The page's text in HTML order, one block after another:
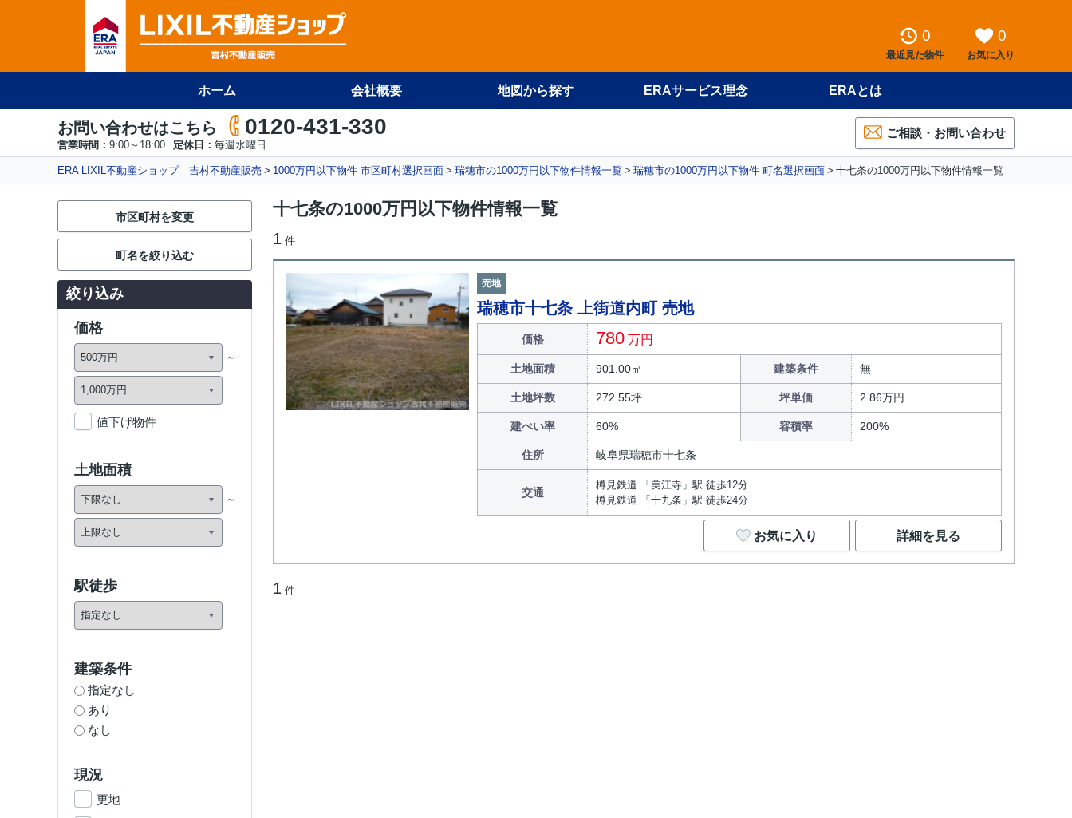
0
最近見た物件
0
お気に入り
ホーム 会社概要 地図から探す ERAサービス理念 ERAとは
お問い合わせはこちら 0120-431-330
営業時間： 9:00～18:00 定休日： 毎週水曜日
ご相談・お問い合わせ
ERA LIXIL不動産ショップ 吉村不動産販売 1000万円以下物件 市区町村選択画面 瑞穂市の1000万円以下物件情報一覧 瑞穂市の1000万円以下物件 町名選択画面 十七条の1000万円以下物件情報一覧
十七条の1000万円以下物件情報一覧
1 件
売地
瑞穂市十七条 上街道内町 売地
価格 780 万円
土地面積 901.00㎡ 建築条件 無
土地坪数 272.55坪 坪単価 2.86万円
建ぺい率 60% 容積率 200%
住所 岐阜県瑞穂市十七条
交通
樽見鉄道 「美江寺」駅 徒歩12分
樽見鉄道 「十九条」駅 徒歩24分
お気に入り 詳細を見る
1 件
市区町村を変更
町名を絞り込む
絞り込み
価格
値下げ物件
土地面積
駅徒歩
建築条件
指定なし
あり
なし
現況
更地